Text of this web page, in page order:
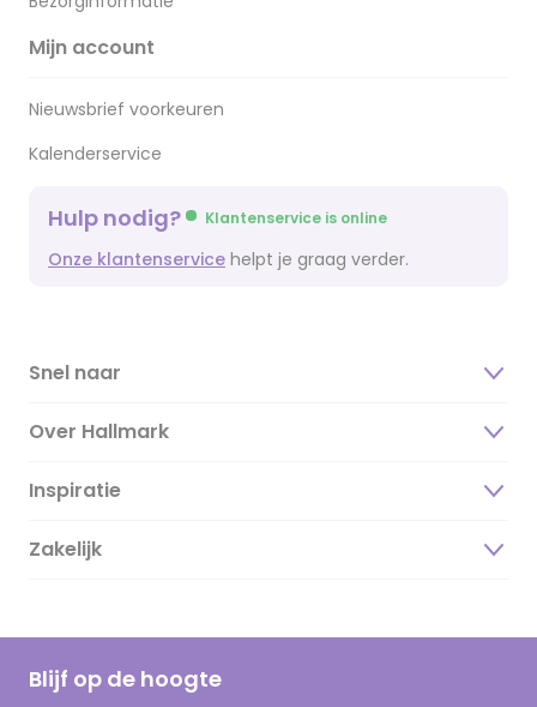
Mijn account
Nieuwsbrief voorkeuren
Kalenderservice
Hulp nodig? Klantenservice is online
Onze klantenservice helpt je graag verder.
Snel naar
Over Hallmark
Over ons
Duurzaamheid
Hallmark Kaartclub
Inspiratie
Magazine
Cadeau inspiratie
Kaartinspiratie
Zakelijk
Blijf op de hoogte